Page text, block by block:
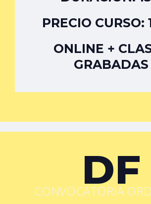
PRECIO CURSO:
ONLINE +
GRABADAS
DF
CONVOCATORIA